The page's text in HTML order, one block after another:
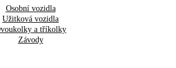
Osobní vozidla
Užitková vozidla
a tříkolky
Závody